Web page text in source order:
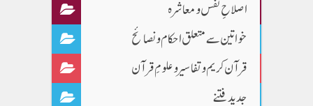
اصلاحِ نفس و معاشرہ
خواتین سے متعلق احکام و نصائح
قرآن کریم و تفاسیر و علومِ قرآن
جدید فتنے